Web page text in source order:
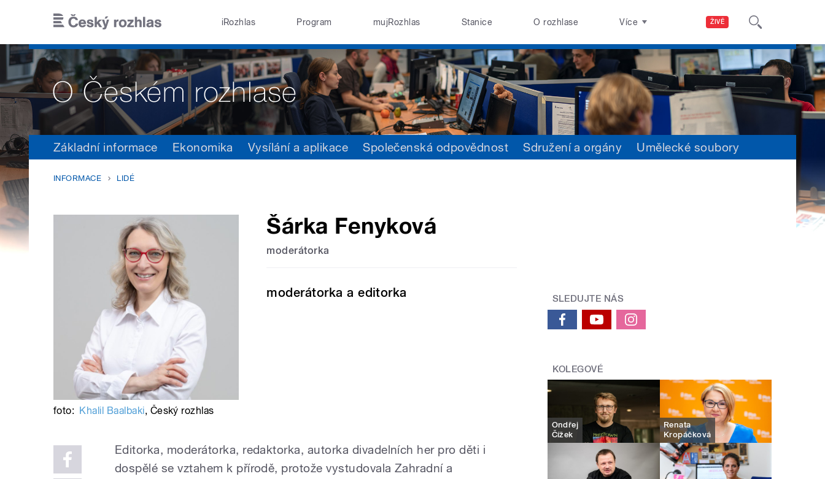
ŽIVĚ
iRozhlas Program mujRozhlas Stanice O rozhlase Více
Základní informace Ekonomika Vysílání a aplikace Společenská odpovědnost Sdružení a orgány Umělecké soubory
INFORMACE LIDÉ
Šárka Fenyková
moderátorka
moderátorka a editorka
foto: Khalil Baalbaki, Český rozhlas
Editorka, moderátorka, redaktorka, autorka divadelních her pro děti i
dospělé se vztahem k přírodě, protože vystudovala Zahradní a
SLEDUJTE NÁS
KOLEGOVÉ
Ondřej
Čížek
Renata
Kropáčková